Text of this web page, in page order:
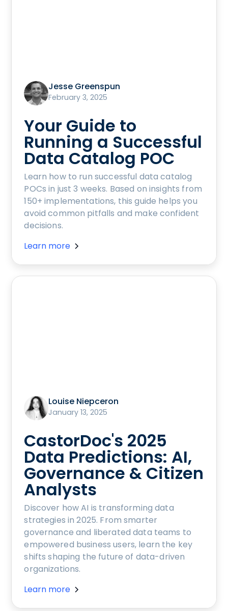
Jesse Greenspun
February 3, 2025
Your Guide to
Running a Successful
Data Catalog POC
Learn how to run successful data catalog
POCs in just 3 weeks. Based on insights from
150+ implementations, this guide helps you
avoid common pitfalls and make confident
decisions.
Learn more
Louise Niepceron
January 13, 2025
CastorDoc's 2025
Data Predictions: AI,
Governance & Citizen
Analysts
Discover how AI is transforming data
strategies in 2025. From smarter
governance and liberated data teams to
empowered business users, learn the key
shifts shaping the future of data-driven
organizations.
Learn more